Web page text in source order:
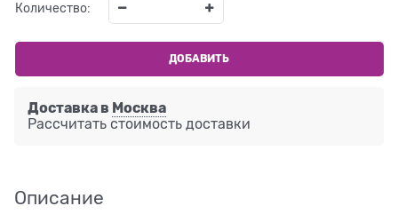
Количество:
ДОБАВИТЬ
Доставка в Москва
Рассчитать стоимость доставки
Описание